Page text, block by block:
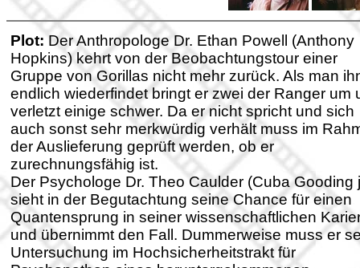
Plot: Der Anthropologe Dr. Ethan Powell (Anthony
Hopkins) kehrt von der Beobachtungstour einer
Gruppe von Gorillas nicht mehr zurück. Als man
endlich wiederfindet bringt er zwei der Ranger um
verletzt einige schwer. Da er nicht spricht und sich
auch sonst sehr merkwürdig verhält muss im
der Auslieferung geprüft werden, ob er
zurechnungsfähig ist.
Der Psychologe Dr. Theo Caulder (Cuba Gooding
sieht in der Begutachtung seine Chance für einen
Quantensprung in seiner wissenschaftlichen
und übernimmt den Fall. Dummerweise muss er
Untersuchung im Hochsicherheitstrakt für